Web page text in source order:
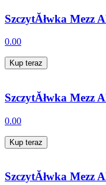
SzczytĂłwka Mezz
0.00
Kup teraz
SzczytĂłwka Mezz
0.00
Kup teraz
SzczytĂłwka Mezz